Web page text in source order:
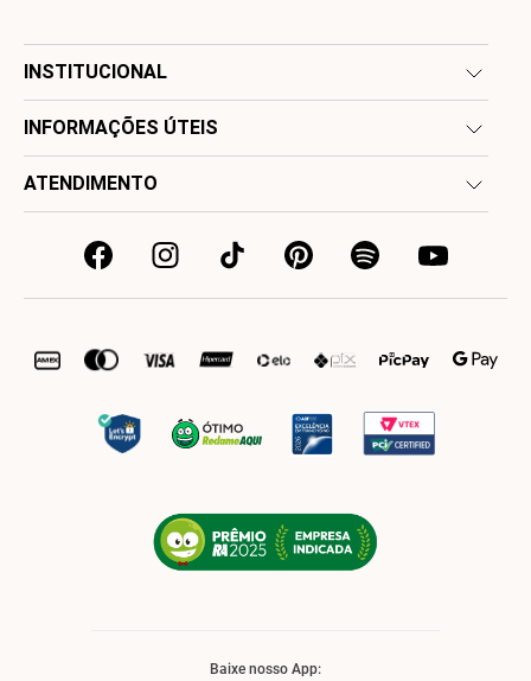
INSTITUCIONAL
INFORMAÇÕES ÚTEIS
ATENDIMENTO
Baixe nosso App: